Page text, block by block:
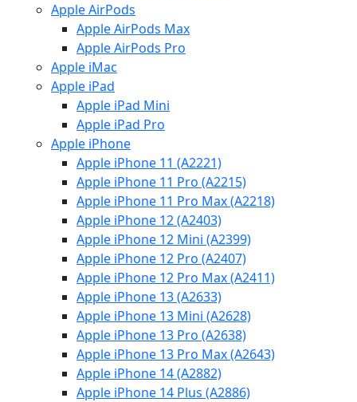
Apple AirPods
Apple AirPods Max
Apple AirPods Pro
Apple iMac
Apple iPad
Apple iPad Mini
Apple iPad Pro
Apple iPhone
Apple iPhone 11 (A2221)
Apple iPhone 11 Pro (A2215)
Apple iPhone 11 Pro Max (A2218)
Apple iPhone 12 (A2403)
Apple iPhone 12 Mini (A2399)
Apple iPhone 12 Pro (A2407)
Apple iPhone 12 Pro Max (A2411)
Apple iPhone 13 (A2633)
Apple iPhone 13 Mini (A2628)
Apple iPhone 13 Pro (A2638)
Apple iPhone 13 Pro Max (A2643)
Apple iPhone 14 (A2882)
Apple iPhone 14 Plus (A2886)